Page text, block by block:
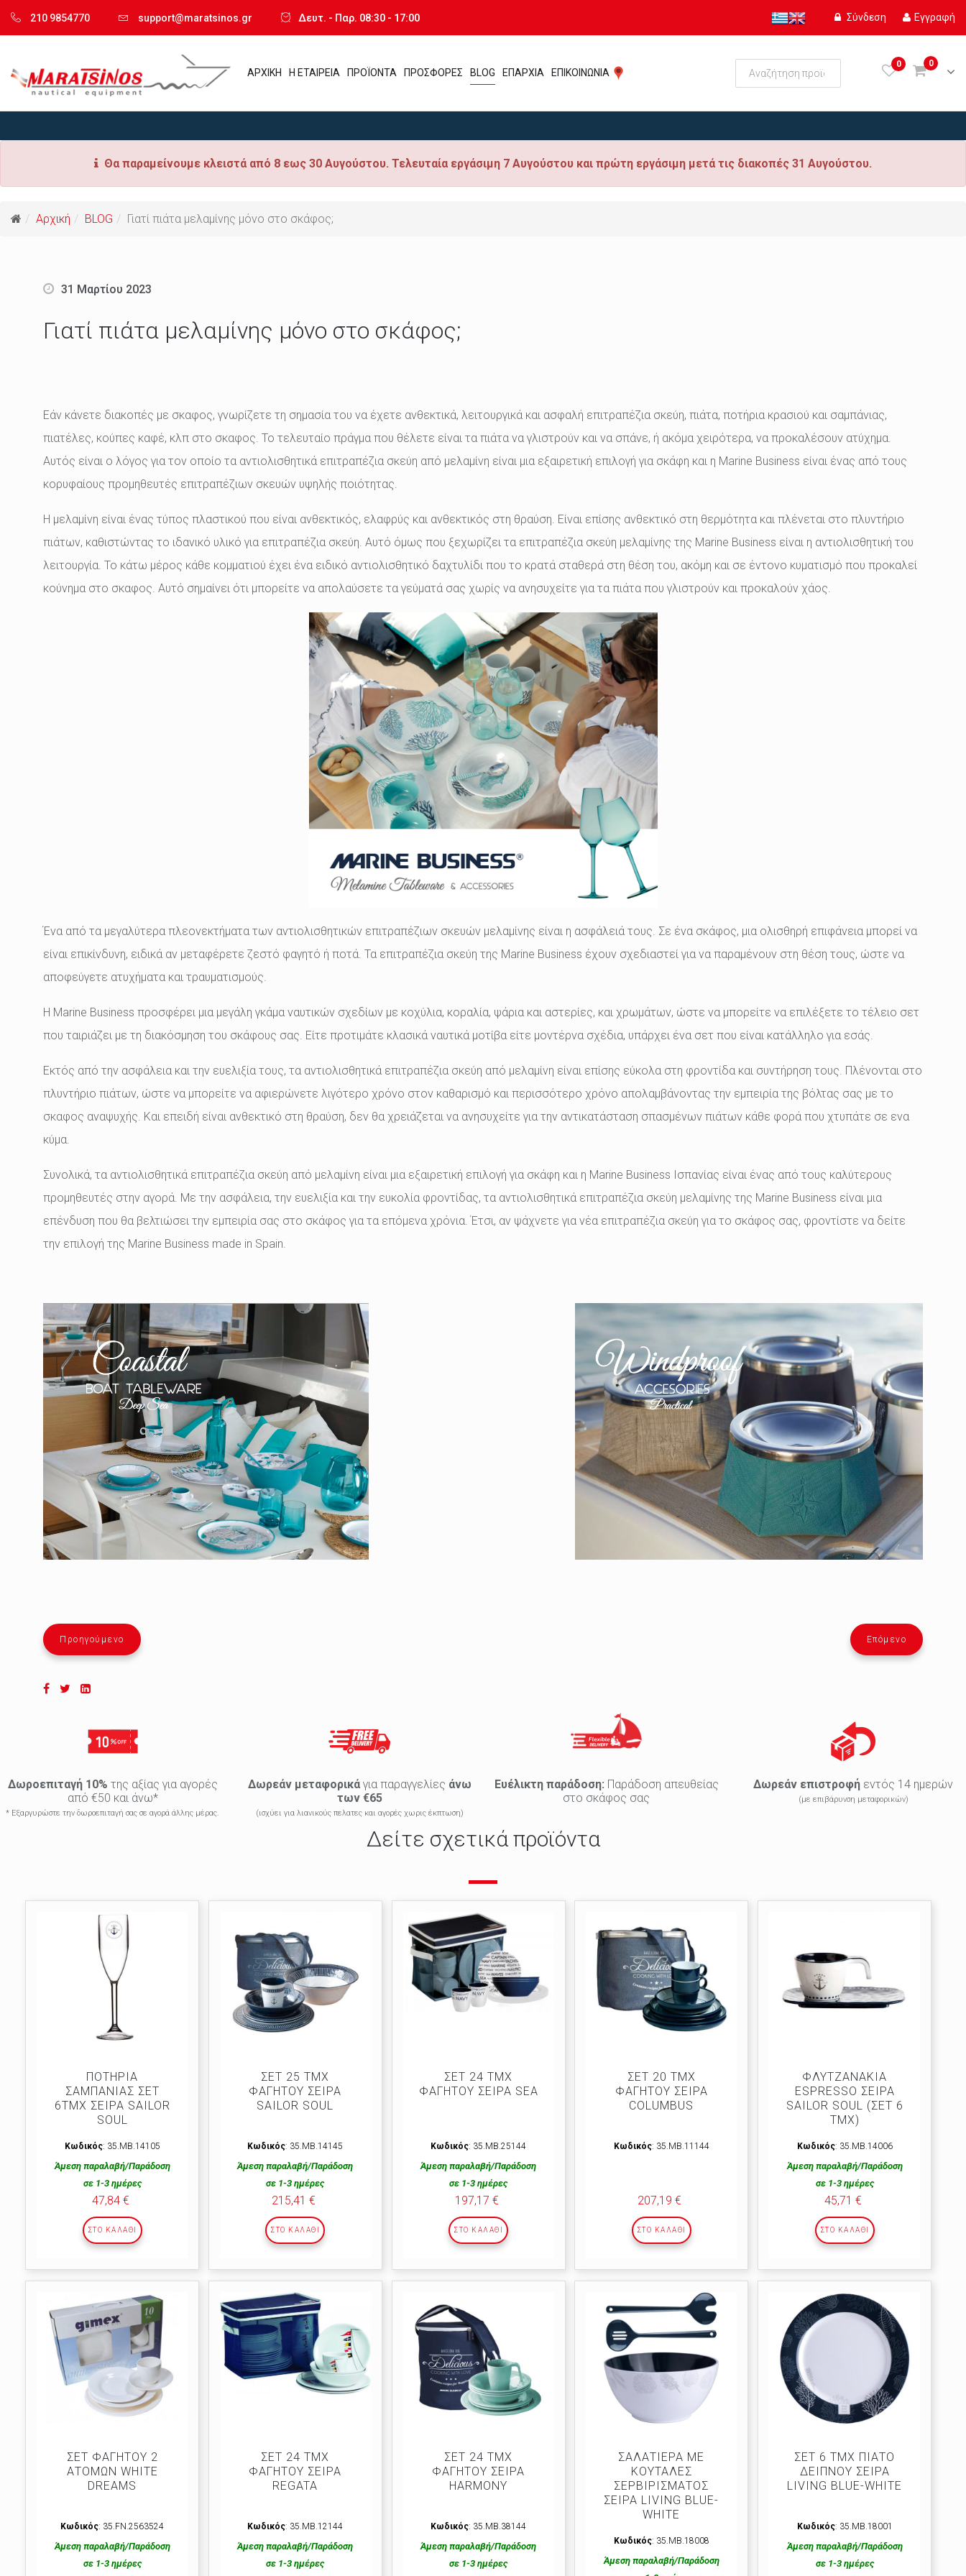
210 9854770 support@maratsinos.gr Δευτ. - Παρ. 08:30 - 17:00 Σύνδεση Εγγραφή
ΑΡΧΙΚΗ Η ΕΤΑΙΡΕΙΑ ΠΡΟΪΟΝΤΑ ΠΡΟΣΦΟΡΕΣ BLOG ΕΠΑΡΧΙΑ ΕΠΙΚΟΙΝΩΝΙΑ
0
0
Θα παραμείνουμε κλειστά από 8 εως 30 Αυγούστου. Τελευταία εργάσιμη 7 Αυγούστου και πρώτη εργάσιμη μετά τις διακοπές 31 Αυγούστου.
Αρχική BLOG Γιατί πιάτα μελαμίνης μόνο στο σκάφος;
31 Μαρτίου 2023
Γιατί πιάτα μελαμίνης μόνο στο σκάφος;
Εάν κάνετε διακοπές με σκαφος, γνωρίζετε τη σημασία του να έχετε ανθεκτικά, λειτουργικά και ασφαλή επιτραπέζια σκεύη, πιάτα, ποτήρια κρασιού και σαμπάνιας,
πιατέλες, κούπες καφέ, κλπ στο σκαφος. Το τελευταίο πράγμα που θέλετε είναι τα πιάτα να γλιστρούν και να σπάνε, ή ακόμα χειρότερα, να προκαλέσουν ατύχημα.
Αυτός είναι ο λόγος για τον οποίο τα αντιολισθητικά επιτραπέζια σκεύη από μελαμίνη είναι μια εξαιρετική επιλογή για σκάφη και η Marine Business είναι ένας από τους
κορυφαίους προμηθευτές επιτραπέζιων σκευών υψηλής ποιότητας.
Η μελαμίνη είναι ένας τύπος πλαστικού που είναι ανθεκτικός, ελαφρύς και ανθεκτικός στη θραύση. Είναι επίσης ανθεκτικό στη θερμότητα και πλένεται στο πλυντήριο
πιάτων, καθιστώντας το ιδανικό υλικό για επιτραπέζια σκεύη. Αυτό όμως που ξεχωρίζει τα επιτραπέζια σκεύη μελαμίνης της Marine Business είναι η αντιολισθητική του
λειτουργία. Το κάτω μέρος κάθε κομματιού έχει ένα ειδικό αντιολισθητικό δαχτυλίδι που το κρατά σταθερά στη θέση του, ακόμη και σε έντονο κυματισμό που προκαλεί
κούνημα στο σκαφος. Αυτό σημαίνει ότι μπορείτε να απολαύσετε τα γεύματά σας χωρίς να ανησυχείτε για τα πιάτα που γλιστρούν και προκαλούν χάος.
Ένα από τα μεγαλύτερα πλεονεκτήματα των αντιολισθητικών επιτραπέζιων σκευών μελαμίνης είναι η ασφάλειά τους. Σε ένα σκάφος, μια ολισθηρή επιφάνεια μπορεί να
είναι επικίνδυνη, ειδικά αν μεταφέρετε ζεστό φαγητό ή ποτά. Τα επιτραπέζια σκεύη της Marine Business έχουν σχεδιαστεί για να παραμένουν στη θέση τους, ώστε να
αποφεύγετε ατυχήματα και τραυματισμούς.
Η Marine Business προσφέρει μια μεγάλη γκάμα ναυτικών σχεδίων με κοχύλια, κοραλία, ψάρια και αστερίες, και χρωμάτων, ώστε να μπορείτε να επιλέξετε το τέλειο σετ
που ταιριάζει με τη διακόσμηση του σκάφους σας. Είτε προτιμάτε κλασικά ναυτικά μοτίβα είτε μοντέρνα σχέδια, υπάρχει ένα σετ που είναι κατάλληλο για εσάς.
Εκτός από την ασφάλεια και την ευελιξία τους, τα αντιολισθητικά επιτραπέζια σκεύη από μελαμίνη είναι επίσης εύκολα στη φροντίδα και συντήρηση τους. Πλένονται στο
πλυντήριο πιάτων, ώστε να μπορείτε να αφιερώνετε λιγότερο χρόνο στον καθαρισμό και περισσότερο χρόνο απολαμβάνοντας την εμπειρία της βόλτας σας με το
σκαφος αναψυχής. Και επειδή είναι ανθεκτικό στη θραύση, δεν θα χρειάζεται να ανησυχείτε για την αντικατάσταση σπασμένων πιάτων κάθε φορά που χτυπάτε σε ενα
κύμα.
Συνολικά, τα αντιολισθητικά επιτραπέζια σκεύη από μελαμίνη είναι μια εξαιρετική επιλογή για σκάφη και η Marine Business Ισπανίας είναι ένας από τους καλύτερους
προμηθευτές στην αγορά. Με την ασφάλεια, την ευελιξία και την ευκολία φροντίδας, τα αντιολισθητικά επιτραπέζια σκεύη μελαμίνης της Marine Business είναι μια
επένδυση που θα βελτιώσει την εμπειρία σας στο σκάφος για τα επόμενα χρόνια. Έτσι, αν ψάχνετε για νέα επιτραπέζια σκεύη για το σκάφος σας, φροντίστε να δείτε
την επιλογή της Marine Business made in Spain.
Προηγούμενο Επόμενο
Δωροεπιταγή 10% της αξίας για αγορές
από €50 και άνω*
* Εξαργυρώστε την δωροεπιταγή σας σε αγορά άλλης μέρας.
Δωρεάν μεταφορικάγια παραγγελίες άνω
των €65
(ισχύει για λιανικούς πελατες και αγορές χωρις έκπτωση)
Ευέλικτη παράδοση: Παράδοση απευθείας
στο σκάφος σας
Δωρεάν επιστροφή εντός 14 ημερών
(με επιβάρυνση μεταφορικών)
Δείτε σχετικά προϊόντα
ΠΟΤΗΡΙΑ
ΣΑΜΠΑΝΙΑΣ ΣΕΤ
6TMX ΣΕΙΡΑ SAILOR
SOUL
Κωδικός: 35.ΜΒ.14105
Άμεση παραλαβή/Παράδοση
σε 1-3 ημέρες
47,84 €
ΣΤΟ ΚΑΛΆΘΙ
ΣΕΤ 25 ΤΜΧ
ΦΑΓΗΤΟΥ ΣΕΙΡΑ
SAILOR SOUL
Κωδικός: 35.ΜΒ.14145
Άμεση παραλαβή/Παράδοση
σε 1-3 ημέρες
215,41 €
ΣΤΟ ΚΑΛΆΘΙ
ΣΕΤ 24 ΤΜΧ
ΦΑΓΗΤΟΥ ΣΕΙΡΑ SEA
Κωδικός: 35.ΜΒ.25144
Άμεση παραλαβή/Παράδοση
σε 1-3 ημέρες
197,17 €
ΣΤΟ ΚΑΛΆΘΙ
ΣΕΤ 20 ΤΜΧ
ΦΑΓΗΤΟΥ ΣΕΙΡΑ
COLUMBUS
Κωδικός: 35.ΜΒ.11144
207,19 €
ΣΤΟ ΚΑΛΆΘΙ
ΦΛΥΤΖΑΝΑΚΙΑ
ESPRESSO ΣΕΙΡΑ
SAILOR SOUL (ΣΕΤ 6
ΤΜΧ)
Κωδικός: 35.ΜΒ.14006
Άμεση παραλαβή/Παράδοση
σε 1-3 ημέρες
45,71 €
ΣΤΟ ΚΑΛΆΘΙ
ΣΕΤ ΦΑΓΗΤΟΥ 2
ΑΤΟΜΩΝ WΗΙΤΕ
DRΕΑΜS
Κωδικός: 35.FΝ.2563524
Άμεση παραλαβή/Παράδοση
σε 1-3 ημέρες
ΣΕΤ 24 ΤΜΧ
ΦΑΓΗΤΟΥ ΣΕΙΡΑ
REGATA
Κωδικός: 35.ΜΒ.12144
Άμεση παραλαβή/Παράδοση
σε 1-3 ημέρες
ΣΕΤ 24 ΤΜΧ
ΦΑΓΗΤΟΥ ΣΕΙΡΑ
HARMONY
Κωδικός: 35.MB.38144
Άμεση παραλαβή/Παράδοση
σε 1-3 ημέρες
ΣΑΛΑΤΙΕΡΑ ΜΕ
ΚΟΥΤΑΛΕΣ
ΣΕΡΒΙΡΙΣΜΑΤΟΣ
ΣΕΙΡΑ LIVING BLUE-
WHITE
Κωδικός: 35.MB.18008
Άμεση παραλαβή/Παράδοση
ΣΕΤ 6 ΤΜΧ ΠΙΑΤΟ
ΔΕΙΠΝΟΥ ΣΕΙΡΑ
LIVING BLUE-WHITE
Κωδικός: 35.MB.18001
Άμεση παραλαβή/Παράδοση
σε 1-3 ημέρες